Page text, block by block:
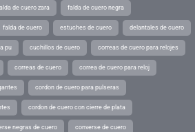
de cuero zara falda de cuero negra
falda de cuero estuches de cuero delantales de cuero
pu cuchillos de cuero correas de cuero para relojes
correas de cuero correa de cuero para reloj
cordon de cuero para pulseras
cordon de cuero con cierre de plata
negras de cuero converse de cuero